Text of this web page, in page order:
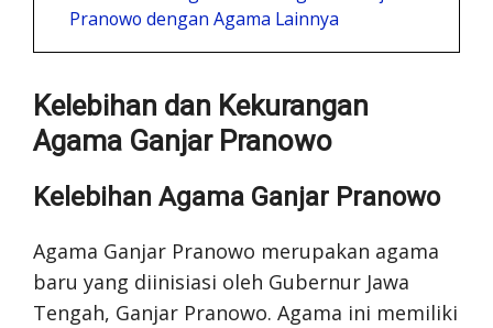
Pranowo dengan Agama Lainnya
Kelebihan dan Kekurangan
Agama Ganjar Pranowo
Kelebihan Agama Ganjar Pranowo
Agama Ganjar Pranowo merupakan agama
baru yang diinisiasi oleh Gubernur Jawa
Tengah, Ganjar Pranowo. Agama ini memiliki